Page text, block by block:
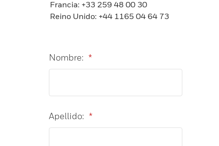
Francia: +33 259 48 00 30
Reino Unido: +44 1165 04 64 73
*
Nombre:
*
Apellido: